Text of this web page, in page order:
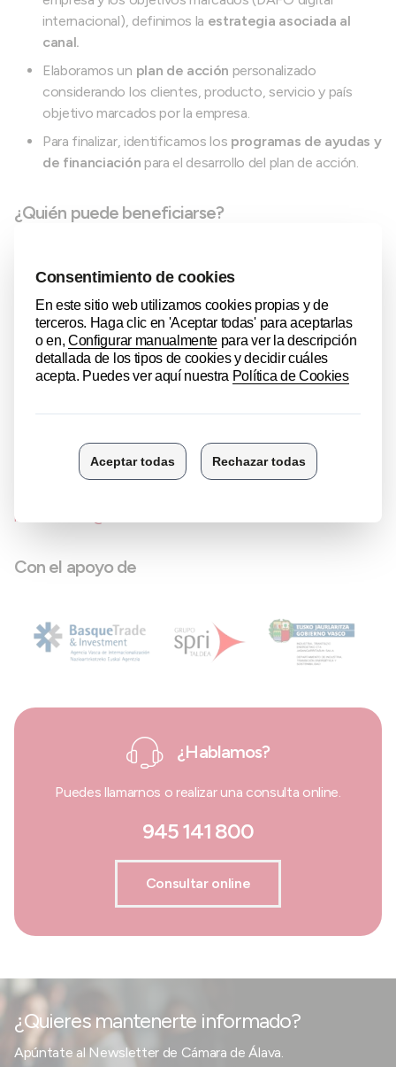
internacional), definimos la estrategia asociada al
canal.
Elaboramos un plan de acción personalizado
considerando los clientes, producto, servicio y país
objetivo marcados por la empresa.
Para finalizar, identificamos los programas de ayudas y
de financiación para el desarrollo del plan de acción.
¿Quién puede beneficiarse?
digital para captar leads de calidad.
Coste para la empresa participante
El servicio de asesoría, valoración y estudio a las empresas
está 100% subvencionado, si bien los costes relacionados
Inscripciones
internacional@camaradealava.com
Con el apoyo de
¿Hablamos?
Puedes llamarnos o realizar una consulta online.
945 141 800
Consultar online
¿Quieres mantenerte informado?
Apúntate al Newsletter de Cámara de Álava.